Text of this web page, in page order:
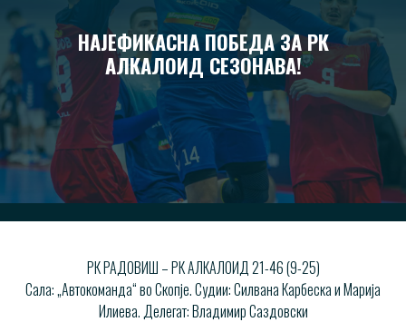
НАЈЕФИКАСНА ПОБЕДА ЗА РК
АЛКАЛОИД СЕЗОНАВА!
РК РАДОВИШ – РК АЛКАЛОИД 21-46 (9-25)
Сала: „Автокоманда“ во Скопје. Судии: Силвана Карбеска и Марија
Илиева. Делегат: Владимир Саздовски